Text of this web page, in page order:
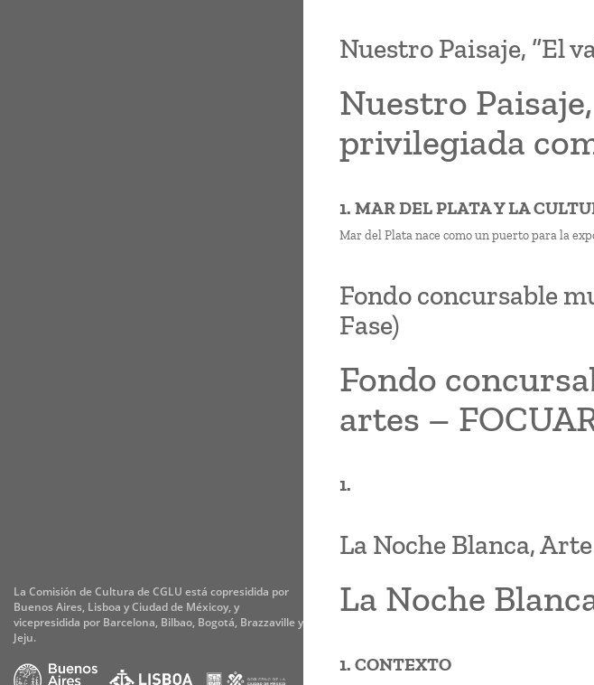
La Comisión de Cultura de CGLU está copresidida por
Buenos Aires, Lisboa y Ciudad de Méxicoy, y
vicepresidida por Barcelona, Bilbao, Bogotá, Brazzaville y
Jeju.
Nuestro Paisaje, “El
Nuestro
privilegiada
1. MAR DEL PLATA Y LA
Mar del Plata nace como un puerto para la
Fondo concursable
Fase)
Fondo
artes –
1.
La Noche Blanca,
La Noche
1. CONTEXTO